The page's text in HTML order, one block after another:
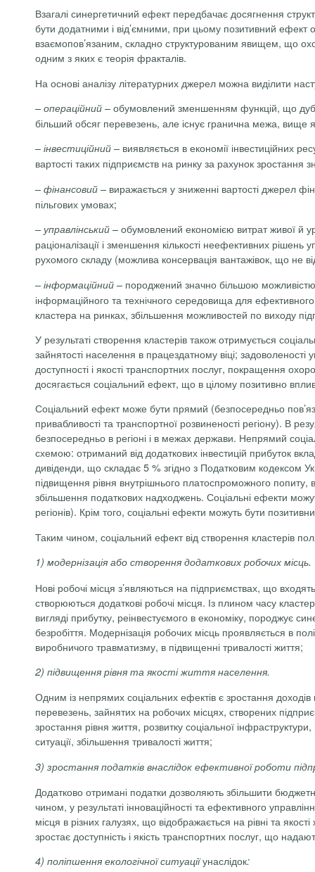
Взагалі синергетичний ефект передбачає досягнення
бути додатними і від’ємними, при цьому позитивний
взаємопов’язаним, складно структурованим явищем, що
одним з яких є теорія фракталів.
На основі аналізу літературних джерел можна виділити
– операційний – обумовлений зменшенням функцій, що
більший обсяг перевезень, але існує гранична межа, вище
– інвестиційний – виявляється в економії інвестиційних
вартості таких підприємств на ринку за рахунок зростання
– фінансовий – виражається у зниженні вартості джерел
пільгових умовах;
– управлінський – обумовлений економією витрат живої й
раціоналізації і зменшення кількості неефективних рішень
рухомого складу (можлива консервація вантажівок, що не
– інформаційний – породжений значно більшою
інформаційного та технічного середовища для
кластера на ринках, збільшення можливостей по виходу
У результаті створення кластерів також отримується
зайнятості населення в працездатному віці;
доступності і якості транспортних послуг, покращення
досягається соціальний ефект, що в цілому позитивно
Соціальний ефект може бути прямий (безпосередньо
привабливості та транспортної розвиненості регіону). В
безпосередньо в регіоні і в межах держави. Непрямий
схемою: отриманий від додаткових інвестицій прибуток
дивіденди, що складає 5 % згідно з Податковим кодексом
підвищення рівня внутрішнього платоспроможного попиту,
збільшення податкових надходжень. Соціальні ефекти
регіонів). Крім того, соціальні ефекти можуть бути
Таким чином, соціальний ефект від створення кластерів
1) модернізація або створення додаткових робочих місць.
Нові робочі місця з’являються на підприємствах, що
створюються додаткові робочі місця. Із плином часу
вигляді прибутку, реінвестуємого в економіку, породжує
безробіття. Модернізація робочих місць проявляється в
виробничого травматизму, в підвищенні тривалості життя;
2) підвищення рівня та якості життя населення.
Одним із непрямих соціальних ефектів є зростання
перевезень, зайнятих на робочих місцях, створених
зростання рівня життя, розвитку соціальної
ситуації, збільшення тривалості життя;
3) зростання податків внаслідок ефективної роботи
Додатково отримані податки дозволяють збільшити
чином, у результаті інноваційності та ефективного
місця в різних галузях, що відображається на рівні та
зростає доступність і якість транспортних послуг, що
4) поліпшення екологічної ситуаціїунаслідок: